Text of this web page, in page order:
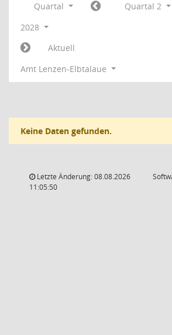
Quartal
Quartal 2
2028
Aktuell
Amt Lenzen-Elbtalaue
Keine Daten gefunden.
Letzte Änderung: 08.08.2026
11:05:50